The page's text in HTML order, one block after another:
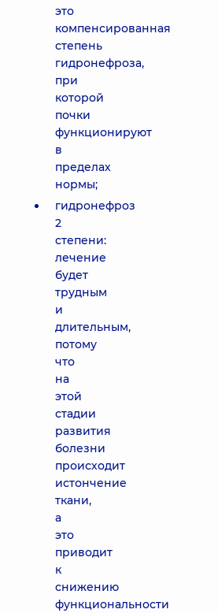
это
компенсированная
степень
гидронефроза,
при
которой
почки
функционируют
в
пределах
нормы;
гидронефроз
2
степени:
лечение
будет
трудным
и
длительным,
потому
что
на
этой
стадии
развития
болезни
происходит
истончение
ткани,
а
это
приводит
к
снижению
функциональности